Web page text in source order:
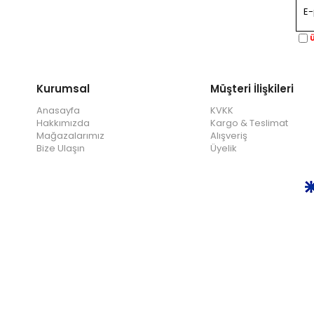
Kurumsal
Anasayfa
Hakkımızda
Mağazalarımız
Bize Ulaşın
Müşteri İlişkileri
KVKK
Kargo & Teslimat
Alışveriş
Üyelik